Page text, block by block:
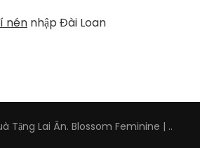
nén nhập Đài Loan
Tặng Lai Ân. Blossom Feminine | ..